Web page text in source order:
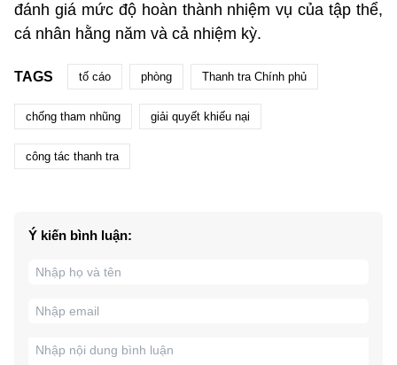
đánh giá mức độ hoàn thành nhiệm vụ của tập thể,
cá nhân hằng năm và cả nhiệm kỳ.
TAGS tố cáo phòng Thanh tra Chính phủ
chống tham nhũng giải quyết khiếu nại
công tác thanh tra
Ý kiến bình luận: